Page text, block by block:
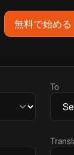
無料で始める
To